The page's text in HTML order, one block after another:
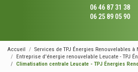
06 46 87 31 38
06 25 89 05 90
Accueil
Services de TPJ Énergies Renouvelables à
Entreprise d'énergie renouvelable Leucate - TPJ
Climatisation centrale Leucate - TPJ Énergies